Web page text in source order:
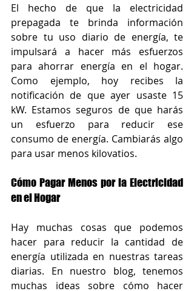
El hecho de que la electricidad
prepagada te brinda información
sobre tu uso diario de energía, te
impulsará a hacer más esfuerzos
para ahorrar energía en el hogar.
Como ejemplo, hoy recibes la
notificación de que ayer usaste 15
kW. Estamos seguros de que harás
un esfuerzo para reducir ese
consumo de energía. Cambiarás algo
para usar menos kilovatios.
Cómo Pagar Menos por la Electricidad
en el Hogar
Hay muchas cosas que podemos
hacer para reducir la cantidad de
energía utilizada en nuestras tareas
diarias. En nuestro blog, tenemos
muchas ideas sobre cómo hacer